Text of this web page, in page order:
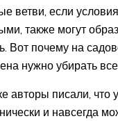
ветви, если
также могут
Вот почему на
нужно убирать все.
авторы писали, что
и навсегда